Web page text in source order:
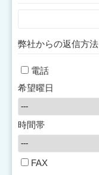
弊社からの返信方法
電話
希望曜日
時間帯
FAX